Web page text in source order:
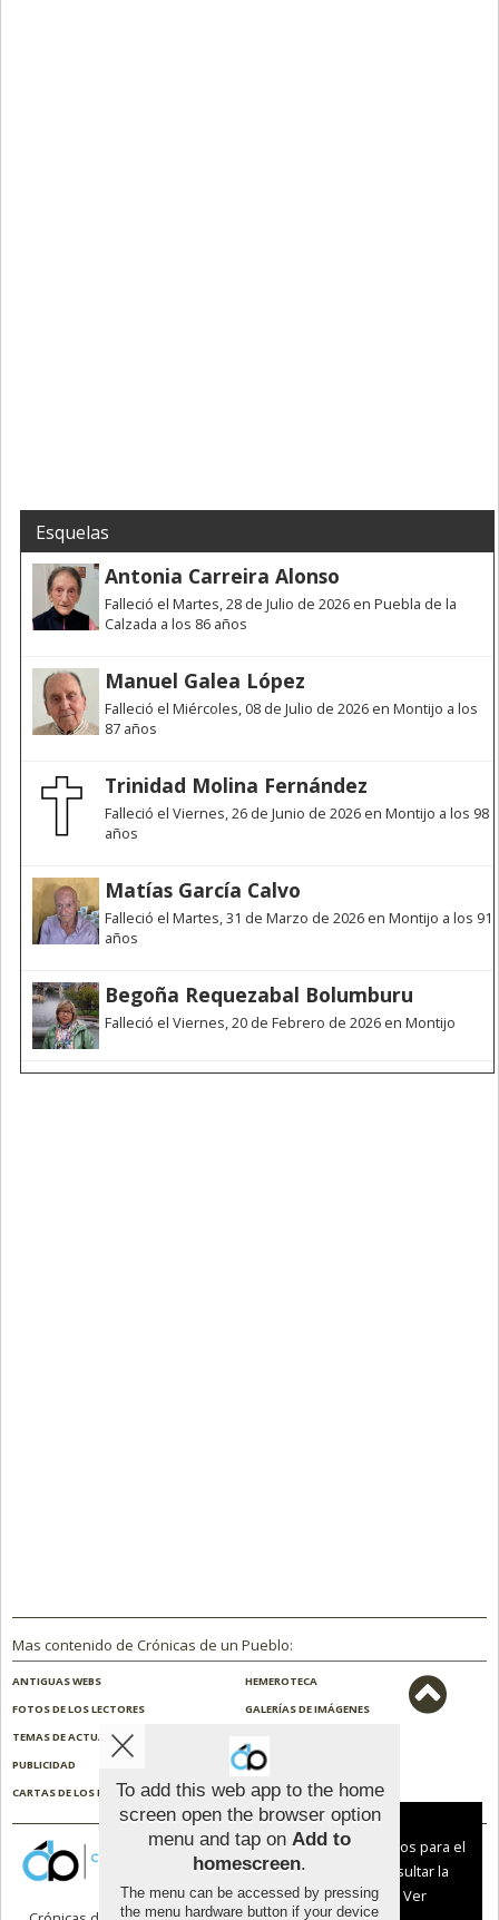
Esquelas
Antonia Carreira Alonso
Falleció el Martes, 28 de Julio de 2026 en Puebla de la
Calzada a los 86 años
Manuel Galea López
Falleció el Miércoles, 08 de Julio de 2026 en Montijo a los
87 años
Trinidad Molina Fernández
Falleció el Viernes, 26 de Junio de 2026 en Montijo a los 98
años
Matías García Calvo
Falleció el Martes, 31 de Marzo de 2026 en Montijo a los 91
años
Begoña Requezabal Bolumburu
Falleció el Viernes, 20 de Febrero de 2026 en Montijo
Mas contenido de Crónicas de un Pueblo:
ANTIGUAS WEBS
HEMEROTECA
FOTOS DE LOS LECTORES
GALERÍAS DE IMÁGENES
TEMAS DE ACTUALIDAD
PUBLICIDAD
CONTACTO
CARTAS DE LOS LECTORES
ENCUESTAS
To add this web app to the home
screen open the browser option
menu and tap on Add to
homescreen.
The menu can be accessed by pressing
the menu hardware button if your device
Aviso sobre el Uso de cookies:
Utilizamos cookies nuestras y de terceros para el
funcionamiento del digital. Puedes consultar la
lista de cookies y como desconectarlas.
Ver